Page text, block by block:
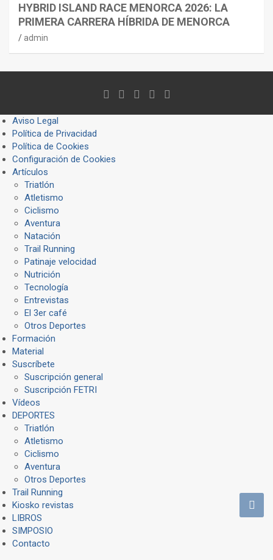
HYBRID ISLAND RACE MENORCA 2026: LA
PRIMERA CARRERA HÍBRIDA DE MENORCA
admin
Aviso Legal
Política de Privacidad
Política de Cookies
Configuración de Cookies
Artículos
Triatlón
Atletismo
Ciclismo
Aventura
Natación
Trail Running
Patinaje velocidad
Nutrición
Tecnología
Entrevistas
El 3er café
Otros Deportes
Formación
Material
Suscríbete
Suscripción general
Suscripción FETRI
Vídeos
DEPORTES
Triatlón
Atletismo
Ciclismo
Aventura
Otros Deportes
Trail Running
Kiosko revistas
LIBROS
SIMPOSIO
Contacto